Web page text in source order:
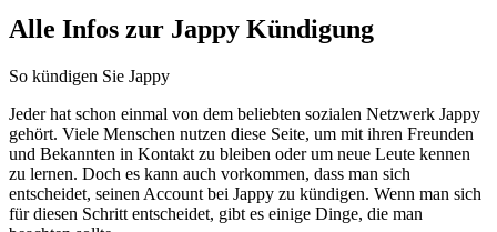
Alle Infos zur Jappy Kündigung
So kündigen Sie Jappy
Jeder hat schon einmal von dem beliebten sozialen Netzwerk Jappy
gehört. Viele Menschen nutzen diese Seite, um mit ihren Freunden
und Bekannten in Kontakt zu bleiben oder um neue Leute kennen
zu lernen. Doch es kann auch vorkommen, dass man sich
entscheidet, seinen Account bei Jappy zu kündigen. Wenn man sich
für diesen Schritt entscheidet, gibt es einige Dinge, die man